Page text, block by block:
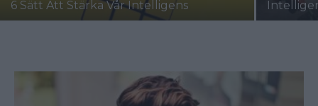
6 Sätt Att Stärka Vår Intelligens